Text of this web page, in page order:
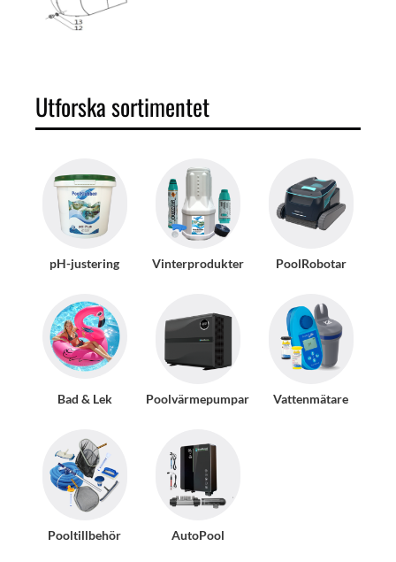
Utforska sortimentet
pH-justering Vinterprodukter PoolRobotar
Bad & Lek Poolvärmepumpar Vattenmätare
Pooltillbehör AutoPool